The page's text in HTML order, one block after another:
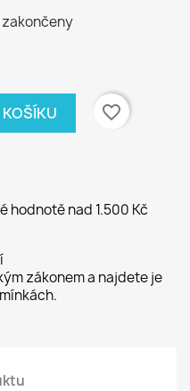
favorite_border
hodnotě nad 1.500 Kč
zákonem a najdete je